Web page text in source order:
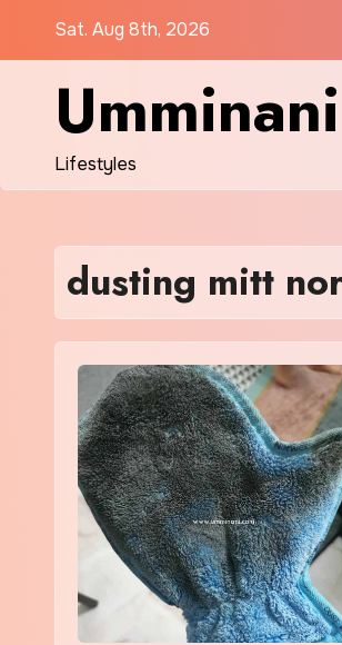
Sat. Aug 8th, 2026
Umminani
Lifestyles
dusting mitt